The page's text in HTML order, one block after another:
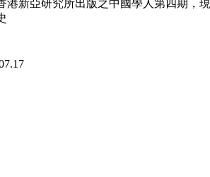
港新亞研究所出版之中國學人第四期，